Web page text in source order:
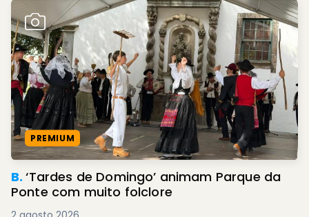
PREMIUM
B.‘Tardes de Domingo’ animam Parque da
Ponte com muito folclore